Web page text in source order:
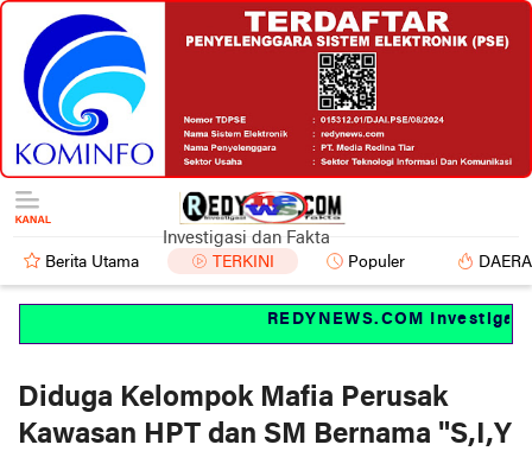
Investigasi dan Fakta
Berita Utama TERKINI Populer
REDYNEWS.COM Investigasi
Diduga Kelompok Mafia Perusak
Kawasan HPT dan SM Bernama "S,I,Y